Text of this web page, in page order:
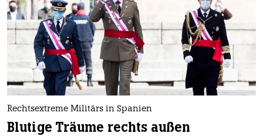
Rechtsextreme Militärs in Spanien
Blutige Träume rechts außen